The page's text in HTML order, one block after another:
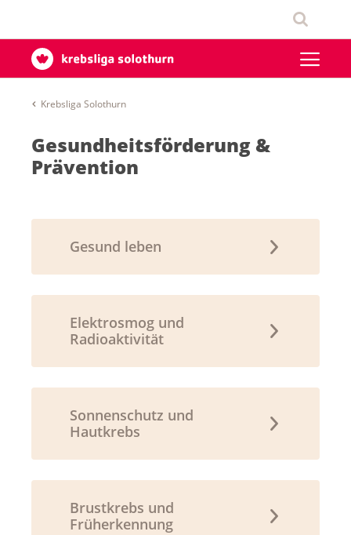
Krebsliga Solothurn
Gesundheitsförderung &
Prävention
Gesund leben
Elektrosmog und
Radioaktivität
Sonnenschutz und
Hautkrebs
Brustkrebs und
Früherkennung